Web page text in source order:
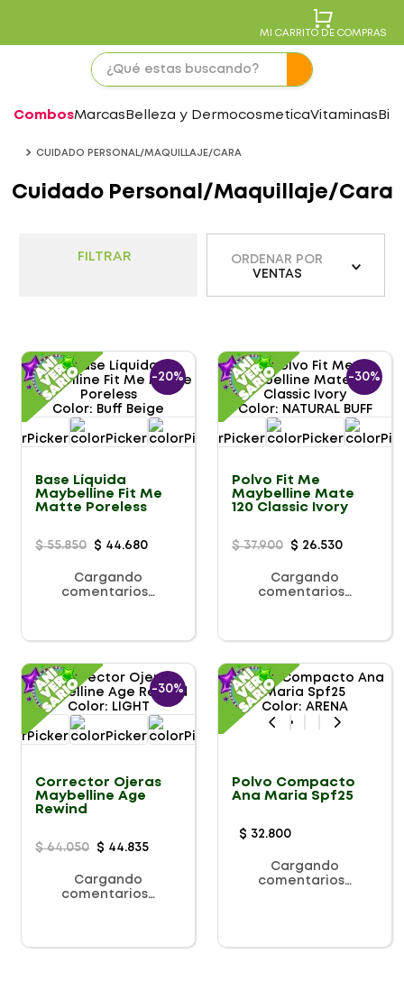
MI CARRITO DE COMPRAS
CombosMarcas Belleza y DermocosmeticaVitaminas
CUIDADO PERSONAL/MAQUILLAJE/CARA
Cuidado Personal/Maquillaje/Cara
FILTRAR
ORDENAR POR
VENTAS
-20%
Color: Buff Beige
Base Líquida
Maybelline Fit Me
Matte Poreless
$ 55.850 $ 44.680
Cargando
comentarios…
-30%
Color: NATURAL BUFF
Polvo Fit Me
Maybelline Mate
120 Classic Ivory
$ 37.900 $ 26.530
Cargando
comentarios…
-30%
Color: LIGHT
Corrector Ojeras
Maybelline Age
Rewind
$ 64.050 $ 44.835
Cargando
comentarios…
Color: ARENA
Polvo Compacto
Ana Maria Spf25
$ 32.800
Cargando
comentarios…